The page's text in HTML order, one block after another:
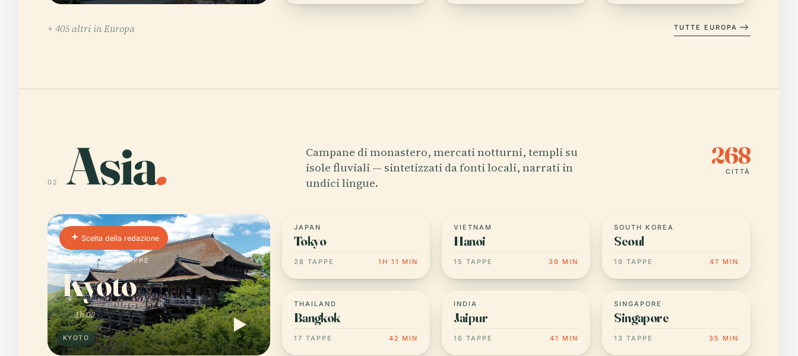
+ 405 altri in Europa TUTTE EUROPA
02 Asia.
Campane di monastero, mercati notturni, templi su
isole fluviali — sintetizzati da fonti locali, narrati in
undici lingue.
268
CITTÀ
KYOTO
Scelta della redazione
JAPAN 24 TAPPE
Kyoto
1h 02
JAPAN
Tokyo
28 TAPPE 1H 11 MIN
VIETNAM
Hanoi
15 TAPPE 39 MIN
SOUTH KOREA
Seoul
19 TAPPE 47 MIN
THAILAND
Bangkok
17 TAPPE 42 MIN
INDIA
Jaipur
16 TAPPE 41 MIN
SINGAPORE
Singapore
13 TAPPE 35 MIN